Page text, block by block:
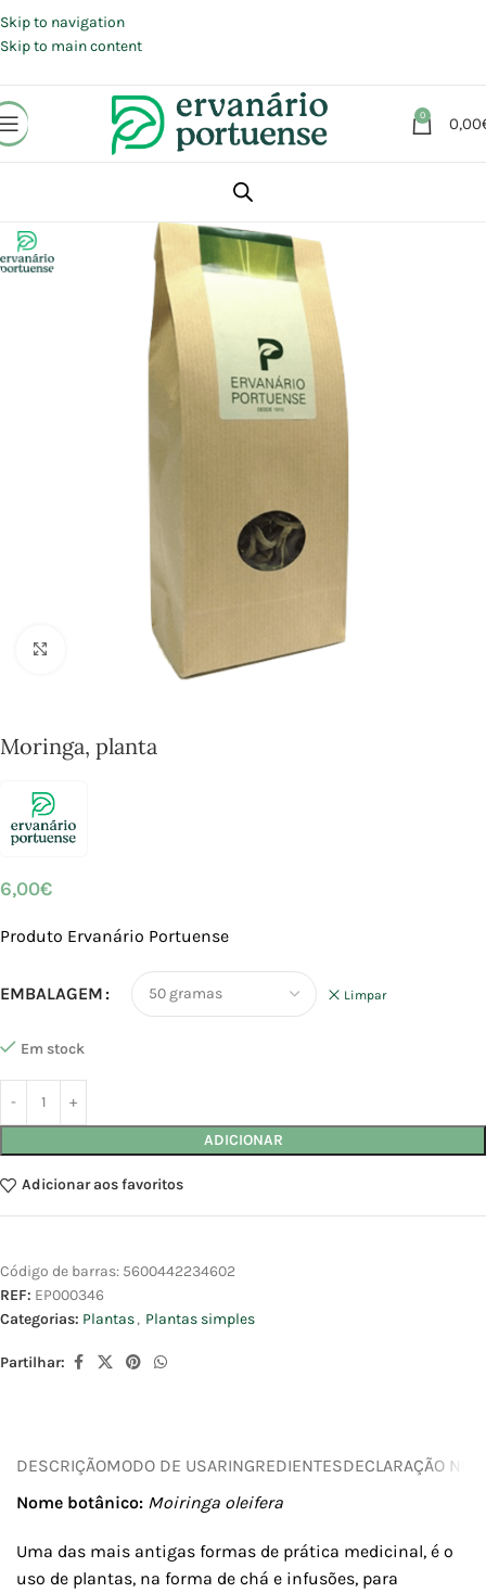
Skip to navigation
Skip to main content
0 0,00
Click to enlarge
Moringa, planta
6,00€
Produto Ervanário Portuense
EMBALAGEM Limpar
Em stock
ADICIONAR
Adicionar aos favoritos
Código de barras: 5600442234602
REF: EP000346
Categorias: Plantas, Plantas simples
Partilhar:
DESCRIÇÃOMODO DE USARINGREDIENTESDECLARAÇÃO
Nome botânico: Moiringa oleifera
Uma das mais antigas formas de prática medicinal, é o
uso de plantas, na forma de chá e infusões, para